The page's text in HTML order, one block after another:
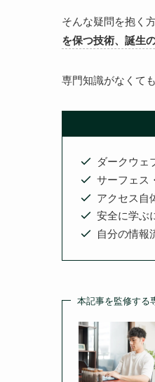
そんな疑問を抱く
を保つ技術、誕生
専門知識がなくて
ダークウェ
サーフェス
アクセス自
安全に学ぶ
自分の情報
本記事を監修する